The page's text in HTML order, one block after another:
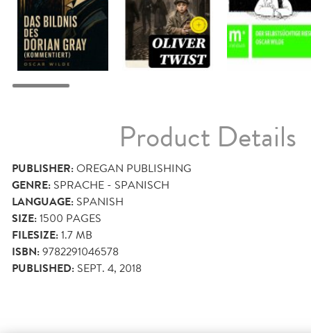
Product Details
PUBLISHER:OREGAN PUBLISHING
GENRE: SPRACHE - SPANISCH
LANGUAGE: SPANISH
SIZE:1500 PAGES
FILESIZE:1.7 MB
ISBN:9782291046578
PUBLISHED: SEPT. 4, 2018